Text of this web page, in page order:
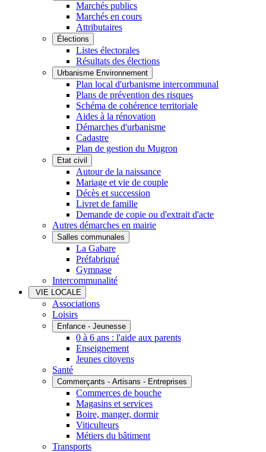
Marchés publics
Marchés en cours
Attributaires
Élections
Listes électorales
Résultats des élections
Urbanisme Environnement
Plan local d'urbanisme intercommunal
Plans de prévention des risques
Schéma de cohérence territoriale
Aides à la rénovation
Démarches d'urbanisme
Cadastre
Plan de gestion du Mugron
Etat civil
Autour de la naissance
Mariage et vie de couple
Décès et succession
Livret de famille
Demande de copie ou d'extrait d'acte
Autres démarches en mairie
Salles communales
La Gabare
Préfabriqué
Gymnase
Intercommunalité
VIE LOCALE
Associations
Loisirs
Enfance - Jeunesse
0 à 6 ans : l'aide aux parents
Enseignement
Jeunes citoyens
Santé
Commerçants - Artisans - Entreprises
Commerces de bouche
Magasins et services
Boire, manger, dormir
Viticulteurs
Métiers du bâtiment
Transports